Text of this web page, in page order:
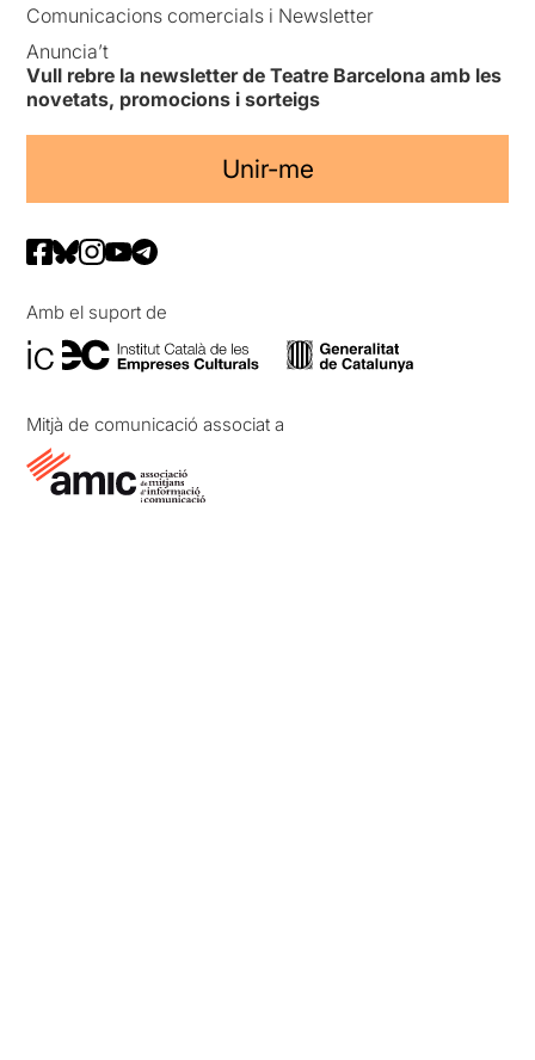
Comunicacions comercials i Newsletter
Anuncia’t
Vull rebre la newsletter de Teatre Barcelona amb les
novetats, promocions i sorteigs
Unir-me
Amb el suport de
Mitjà de comunicació associat a